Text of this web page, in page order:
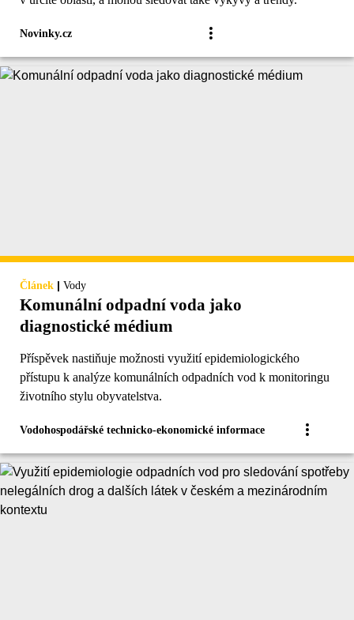
Novinky.cz
Článek | Vody
Komunální odpadní voda jako
diagnostické médium
Příspěvek nastiňuje možnosti využití epidemiologického
přístupu k analýze komunálních odpadních vod k monitoringu
životního stylu obyvatelstva.
Vodohospodářské technicko-ekonomické informace